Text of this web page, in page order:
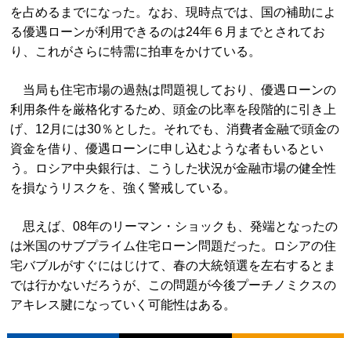
を占めるまでになった。なお、現時点では、国の補助によ
る優遇ローンが利用できるのは24年６月までとされてお
り、これがさらに特需に拍車をかけている。
当局も住宅市場の過熱は問題視しており、優遇ローンの
利用条件を厳格化するため、頭金の比率を段階的に引き上
げ、12月には30％とした。それでも、消費者金融で頭金の
資金を借り、優遇ローンに申し込むような者もいるとい
う。ロシア中央銀行は、こうした状況が金融市場の健全性
を損なうリスクを、強く警戒している。
思えば、08年のリーマン・ショックも、発端となったの
は米国のサブプライム住宅ローン問題だった。ロシアの住
宅バブルがすぐにはじけて、春の大統領選を左右するとま
では行かないだろうが、この問題が今後プーチノミクスの
アキレス腱になっていく可能性はある。